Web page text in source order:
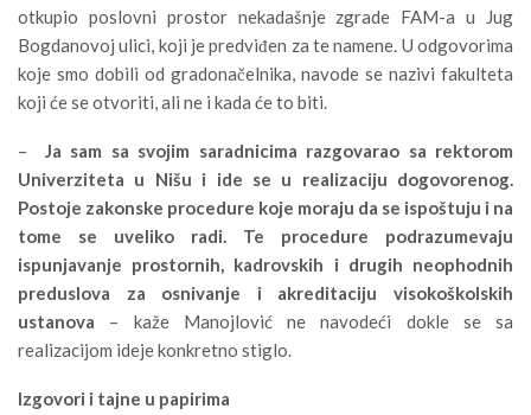
otkupio poslovni prostor nekadašnje zgrade FAM-a u Jug
Bogdanovoj ulici, koji je predviđen za te namene. U odgovorima
koje smo dobili od gradonačelnika, navode se nazivi fakulteta
koji će se otvoriti, ali ne i kada će to biti.
– Ja sam sa svojim saradnicima razgovarao sa rektorom
Univerziteta u Nišu i ide se u realizaciju dogovorenog.
Postoje zakonske procedure koje moraju da se ispoštuju i na
tome se uveliko radi. Te procedure podrazumevaju
ispunjavanje prostornih, kadrovskih i drugih neophodnih
preduslova za osnivanje i akreditaciju visokoškolskih
ustanova – kaže Manojlović ne navodeći dokle se sa
realizacijom ideje konkretno stiglo.
Izgovori i tajne u papirima